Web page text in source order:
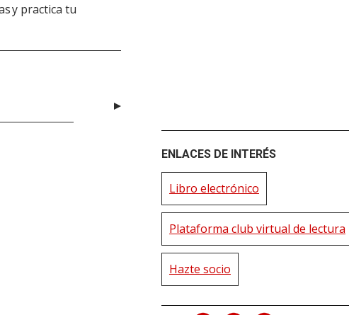
y practica tu
ENLACES DE INTERÉS
Libro electrónico
Plataforma club virtual de lectura
Hazte socio